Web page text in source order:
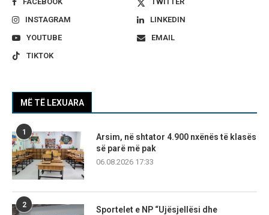
INSTAGRAM
LINKEDIN
YOUTUBE
EMAIL
TIKTOK
MË TË LEXUARA
1
Arsim, në shtator 4.900 nxënës të klasës
së parë më pak
06.08.2026 17:33
2
Sportelet e NP “Ujësjellësi dhe